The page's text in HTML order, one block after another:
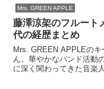
Mrs. GREEN APPLE
藤澤涼架のフルート
代の経歴まとめ
Mrs. GREEN APPLEのキ
ん。華やかなバンド活動
に深く関わってきた音楽